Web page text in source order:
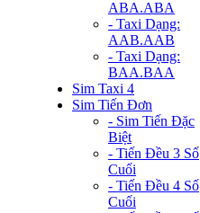
ABA.ABA
- Taxi Dạng:
AAB.AAB
- Taxi Dạng:
BAA.BAA
Sim Taxi 4
Sim Tiến Đơn
- Sim Tiến Đặc
Biệt
- Tiến Đều 3 Số
Cuối
- Tiến Đều 4 Số
Cuối